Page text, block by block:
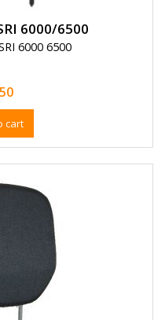
6000/6500
6000 6500
cart